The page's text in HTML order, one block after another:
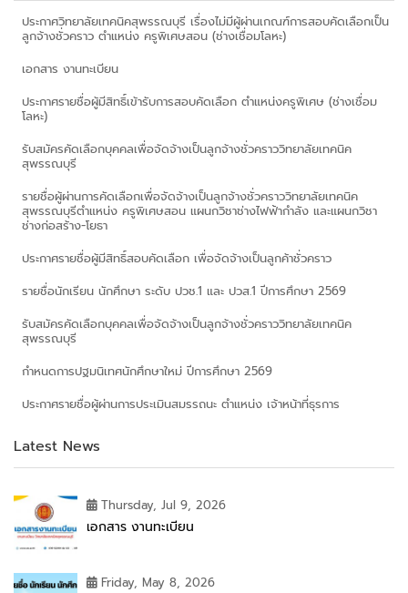
ประกาศวิทยาลัยเทคนิคสุพรรณบุรี เรื่องไม่มีผู้ผ่านเกณฑ์การสอบคัดเลือกเป็น
ลูกจ้างชั่วคราว ตำแหน่ง ครูพิเศษสอน (ช่างเชื่อมโลหะ)
เอกสาร งานทะเบียน
ประกาศรายชื่อผู้มีสิทธิ์เข้ารับการสอบคัดเลือก ตำแหน่งครูพิเศษ (ช่างเชื่อม
โลหะ)
รับสมัครคัดเลือกบุคคลเพื่อจัดจ้างเป็นลูกจ้างชั่วคราววิทยาลัยเทคนิค
สุพรรณบุรี
รายชื่อผู้ผ่านการคัดเลือกเพื่อจัดจ้างเป็นลูกจ้างชั่วคราววิทยาลัยเทคนิค
สุพรรณบุรีตำแหน่ง ครูพิเศษสอน แผนกวิชาช่างไฟฟ้ากำลัง และแผนกวิชา
ช่างก่อสร้าง-โยธา
ประกาศรายชื่อผู้มีสิทธิ์สอบคัดเลือก เพื่อจัดจ้างเป็นลูกค้าชั่วคราว
รายชื่อนักเรียน นักศึกษา ระดับ ปวช.1 และ ปวส.1 ปีการศึกษา 2569
รับสมัครคัดเลือกบุคคลเพื่อจัดจ้างเป็นลูกจ้างชั่วคราววิทยาลัยเทคนิค
สุพรรณบุรี
กำหนดการปฐมนิเทศนักศึกษาใหม่ ปีการศึกษา 2569
ประกาศรายชื่อผู้ผ่านการประเมินสมรรถนะ ตำแหน่ง เจ้าหน้าที่ธุรการ
Latest News
Thursday, Jul 9, 2026
เอกสาร งานทะเบียน
Friday, May 8, 2026